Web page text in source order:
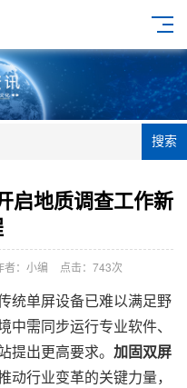
搜索
启地质调查工作新
者：小编 点击： 743次
单屏设备已难以满足野
需同步运行专业软件、
提出更高要求。 加固双屏
行业变革的关键力量，